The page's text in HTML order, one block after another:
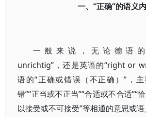
一、“正确”的语义
一般来说，无论德语的
unrichtig”，还是英语的“right or
语的“正确或错误（不正确）”，
错”“正当或不正当”“合适或不合适”“
以接受或不可接受”等相通的意思或